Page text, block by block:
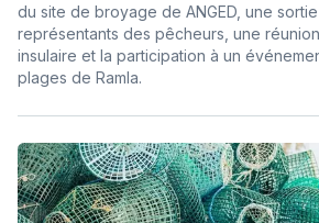
du site de broyage de ANGED, une
représentants des pêcheurs, une
insulaire et la participation à un
plages de Ramla.